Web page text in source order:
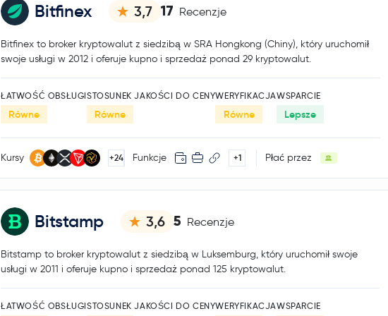
Bitfinex 3,7 17 Recenzje
Bitfinex to broker kryptowalut z siedzibą w SRA Hongkong (Chiny), który uruchomił
swoje usługi w 2012 i oferuje kupno i sprzedaż ponad 29 kryptowalut.
ŁATWOŚĆ OBSŁUGI
Równe
STOSUNEK JAKOŚCI DO CENY
Równe
WERYFIKACJA
Równe
WSPARCIE
Lepsze
Kursy +24 Funkcje +1 Płać przez
Bitstamp 3,6 5 Recenzje
Bitstamp to broker kryptowalut z siedzibą w Luksemburg, który uruchomił swoje
usługi w 2011 i oferuje kupno i sprzedaż ponad 125 kryptowalut.
ŁATWOŚĆ OBSŁUGISTOSUNEK JAKOŚCI DO CENYWERYFIKACJAWSPARCIE